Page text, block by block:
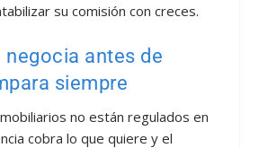
su comisión con creces.
negocia antes de
siempre
no están regulados en
cobra lo que quiere y el